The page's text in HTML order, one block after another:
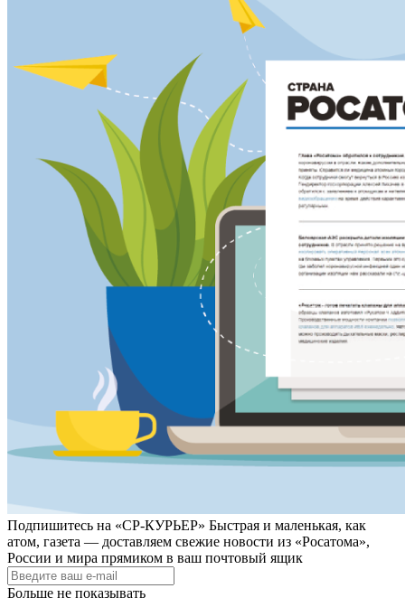
Подпишитесь на «СР-КУРЬЕР» Быстрая и маленькая, как
атом, газета — доставляем свежие новости из «Росатома»,
России и мира прямиком в ваш почтовый ящик
Больше не показывать